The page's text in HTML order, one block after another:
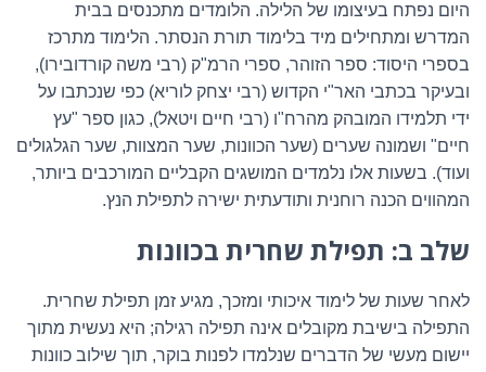
היום נפתח בעיצומו של הלילה. הלומדים מתכנסים בבית
המדרש ומתחילים מיד בלימוד תורת הנסתר. הלימוד מתרכז
בספרי היסוד: ספר הזוהר, ספרי הרמ"ק (רבי משה קורדובירו),
ובעיקר בכתבי האר"י הקדוש (רבי יצחק לוריא) כפי שנכתבו על
ידי תלמידו המובהק מהרח"ו (רבי חיים ויטאל), כגון ספר "עץ
חיים" ושמונה שערים (שער הכוונות, שער המצוות, שער הגלגולים
ועוד). בשעות אלו נלמדים המושגים הקבליים המורכבים ביותר,
המהווים הכנה רוחנית ותודעתית ישירה לתפילת הנץ.
שלב ב: תפילת שחרית בכוונות
לאחר שעות של לימוד איכותי ומזכך, מגיע זמן תפילת שחרית.
התפילה בישיבת מקובלים אינה תפילה רגילה; היא נעשית מתוך
יישום מעשי של הדברים שנלמדו לפנות בוקר, תוך שילוב כוונות